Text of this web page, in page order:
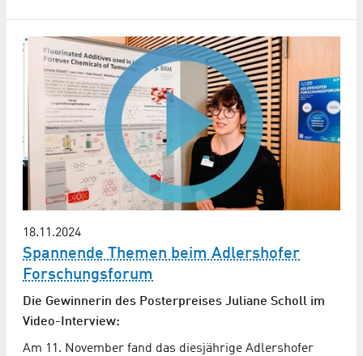
18.11.2024
Spannende Themen beim Adlershofer
Forschungsforum
Die Gewinnerin des Posterpreises Juliane Scholl im
Video-Interview:
Am 11. November fand das diesjährige Adlershofer